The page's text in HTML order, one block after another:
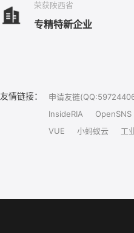
荣获陕西省
专精特新企业
友情链接： 申请友链
InsideRIA
OpenSNS
VUE
小蚂蚁云 工